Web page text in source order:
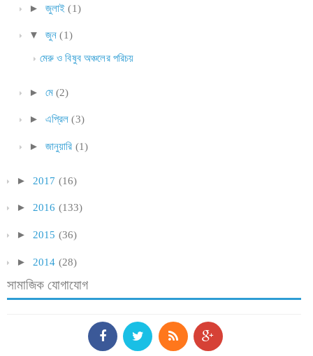
► জুলাই (1)
▼ জুন (1)
মেরু ও বিষুব অঞ্চলের পরিচয়
► মে (2)
► এপ্রিল (3)
► জানুয়ারি (1)
► 2017 (16)
► 2016 (133)
► 2015 (36)
► 2014 (28)
সামাজিক যোগাযোগ